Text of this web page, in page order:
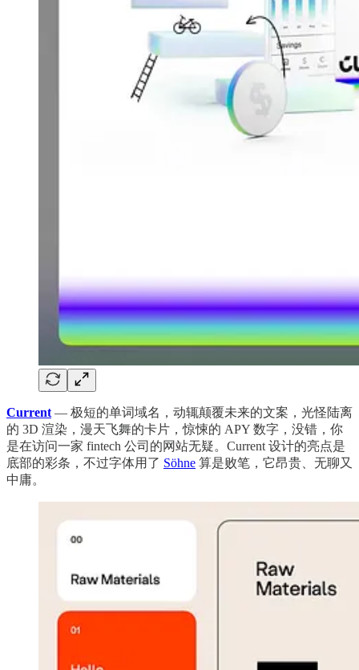
Current — 极短的单词域名，动辄颠覆未来的文案，光怪陆离
的 3D 渲染，漫天飞舞的卡片，惊悚的 APY 数字，没错，你
是在访问一家 fintech 公司的网站无疑。Current 设计的亮点是
底部的彩条，不过字体用了 Söhne 算是败笔，它昂贵、无聊又
中庸。